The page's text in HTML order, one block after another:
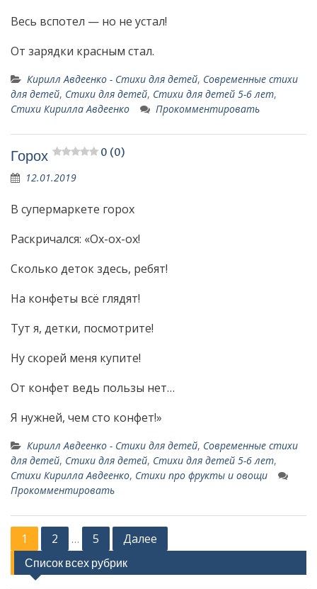
Весь вспотел — но не устал!
От зарядки красным стал.
Кирилл Авдеенко - Стихи для детей, Современные стихи
для детей, Стихи для детей, Стихи для детей 5-6 лет,
Стихи Кирилла Авдеенко
Прокомментировать
Горох 0 (0)
12.01.2019
В супермаркете горох
Раскричался: «Ох-ох-ох!
Сколько деток здесь, ребят!
На конфеты всё глядят!
Тут я, детки, посмотрите!
Ну скорей меня купите!
От конфет ведь пользы нет…
Я нужней, чем сто конфет!»
Кирилл Авдеенко - Стихи для детей, Современные стихи
для детей, Стихи для детей, Стихи для детей 5-6 лет,
Стихи Кирилла Авдеенко, Стихи про фрукты и овощи
Прокомментировать
в
1 2 … 5 Далее
Список всех рубрик